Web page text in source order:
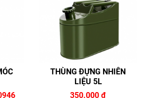
THÙNG ĐỰNG NHIÊN
LIỆU 5L
350.000 đ